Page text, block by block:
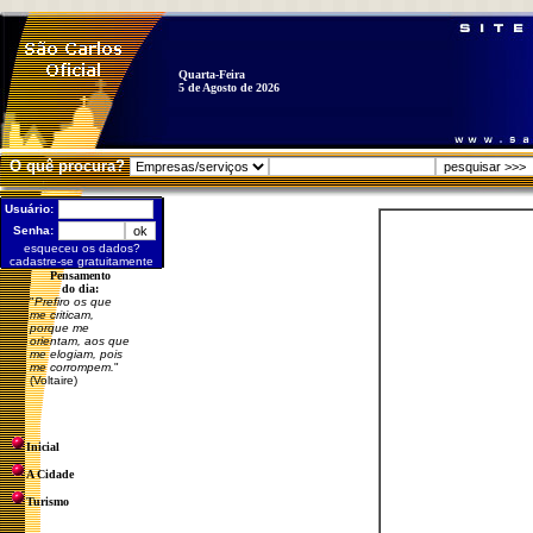
Quarta-Feira
5 de Agosto de 2026
O quê procura?
Usuário:
Senha:
esqueceu os dados?
cadastre-se gratuitamente
Pensamento
do dia:
"Prefiro os que
me criticam,
porque me
orientam, aos que
me elogiam, pois
me corrompem. "
(Voltaire)
Inicial
A Cidade
Turismo